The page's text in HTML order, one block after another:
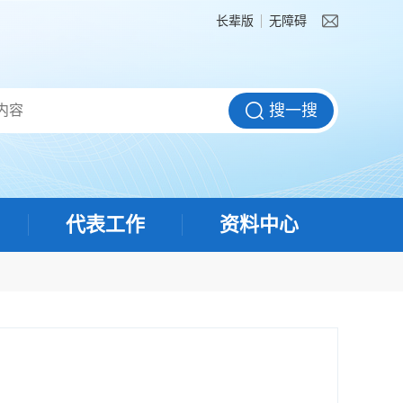
长辈版 无障碍
代表工作 资料中心